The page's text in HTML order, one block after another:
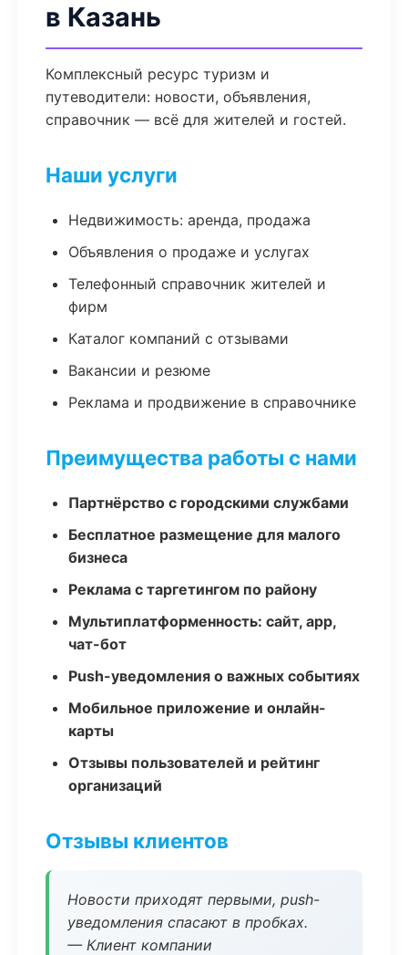
в Казань
Комплексный ресурс туризм и
путеводители: новости, объявления,
справочник — всё для жителей и гостей.
Наши услуги
Недвижимость: аренда, продажа
Объявления о продаже и услугах
Телефонный справочник жителей и
фирм
Каталог компаний с отзывами
Вакансии и резюме
Реклама и продвижение в справочнике
Преимущества работы с нами
Партнёрство с городскими службами
Бесплатное размещение для малого
бизнеса
Реклама с таргетингом по району
Мультиплатформенность: сайт, app,
чат-бот
Push-уведомления о важных событиях
Мобильное приложение и онлайн-
карты
Отзывы пользователей и рейтинг
организаций
Отзывы клиентов
Новости приходят первыми, push-
уведомления спасают в пробках.
— Клиент компании